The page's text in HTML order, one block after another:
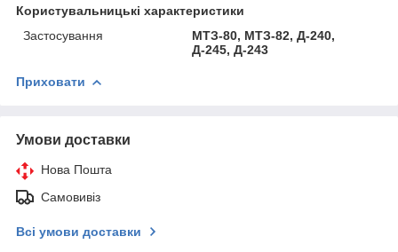
Користувальницькі характеристики
Застосування
МТЗ-80, МТЗ-82, Д-240,
Д-245, Д-243
Приховати
Умови доставки
Нова Пошта
Самовивіз
Всі умови доставки